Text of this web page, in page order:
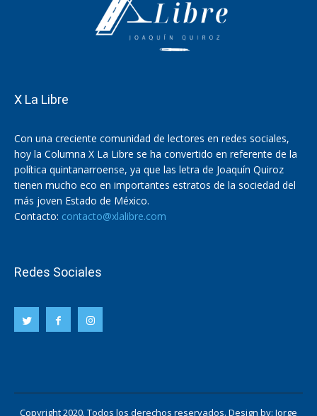
X La Libre
Con una creciente comunidad de lectores en redes sociales,
hoy la Columna X La Libre se ha convertido en referente de la
política quintanarroense, ya que las letra de Joaquín Quiroz
tienen mucho eco en importantes estratos de la sociedad del
más joven Estado de México.
Contacto: contacto@xlalibre.com
Redes Sociales
Copyright 2020. Todos los derechos reservados. Design by: Jorge